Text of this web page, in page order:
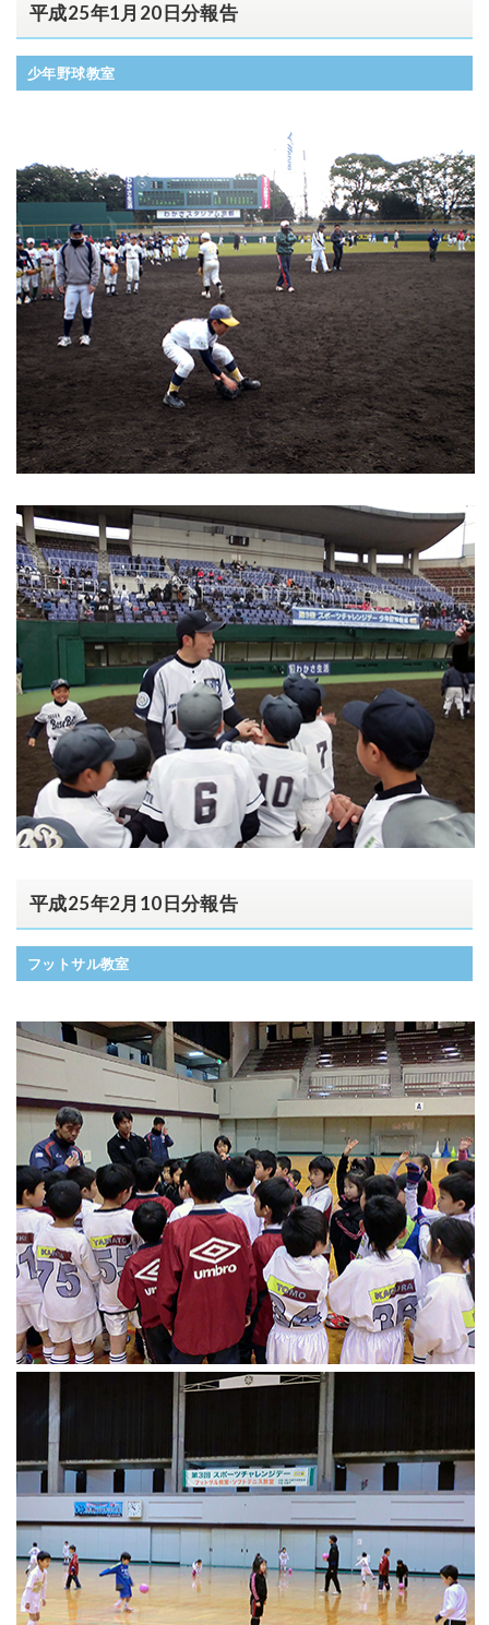
平成25年1月20日分報告
少年野球教室
平成25年2月10日分報告
フットサル教室